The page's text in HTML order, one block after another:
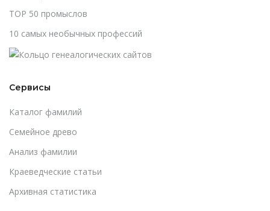
TOP 50 промыслов
10 самых необычных профессий
Сервисы
Каталог фамилий
Cемейное древо
Анализ фамилии
Краеведческие статьи
Архивная статистика